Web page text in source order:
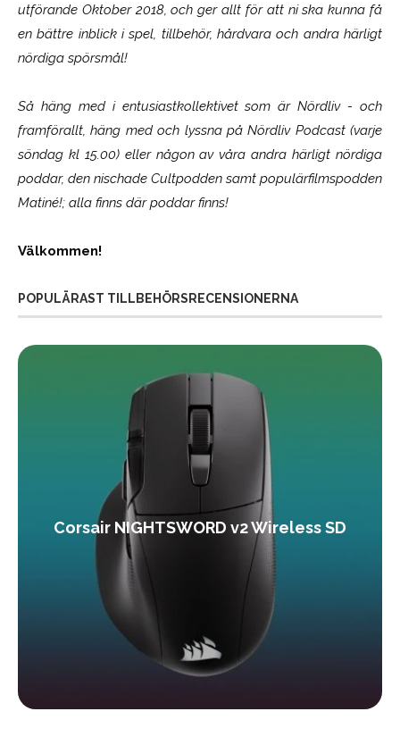
utförande Oktober 2018, och ger allt för att ni ska kunna få
en bättre inblick i spel, tillbehör, hårdvara och andra härligt
nördiga spörsmål!
Så häng med i entusiastkollektivet som ärNördliv- och
framförallt, häng med och lyssna på Nördliv Podcast (varje
söndag kl 15.00) eller någon av våra andra härligt nördiga
poddar, den nischade Cultpodden samt populärfilmspodden
Matiné!; alla finns där poddar finns!
Välkommen!
POPULÄRAST TILLBEHÖRSRECENSIONERNA
Corsair NIGHTSWORD v2 Wireless SD